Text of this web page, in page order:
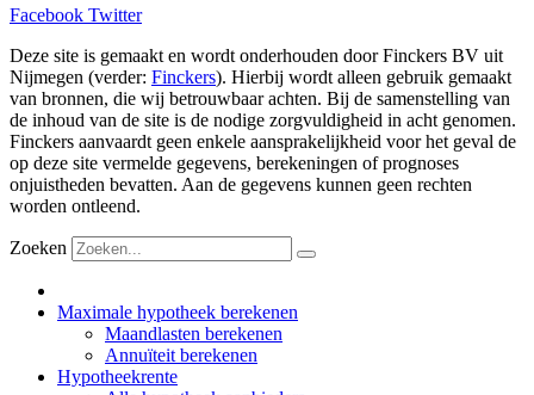
Facebook Twitter
Deze site is gemaakt en wordt onderhouden door Finckers BV uit
Nijmegen (verder: Finckers). Hierbij wordt alleen gebruik gemaakt
van bronnen, die wij betrouwbaar achten. Bij de samenstelling van
de inhoud van de site is de nodige zorgvuldigheid in acht genomen.
Finckers aanvaardt geen enkele aansprakelijkheid voor het geval de
op deze site vermelde gegevens, berekeningen of prognoses
onjuistheden bevatten. Aan de gegevens kunnen geen rechten
worden ontleend.
Zoeken
Maximale hypotheek berekenen
Maandlasten berekenen
Annuïteit berekenen
Hypotheekrente